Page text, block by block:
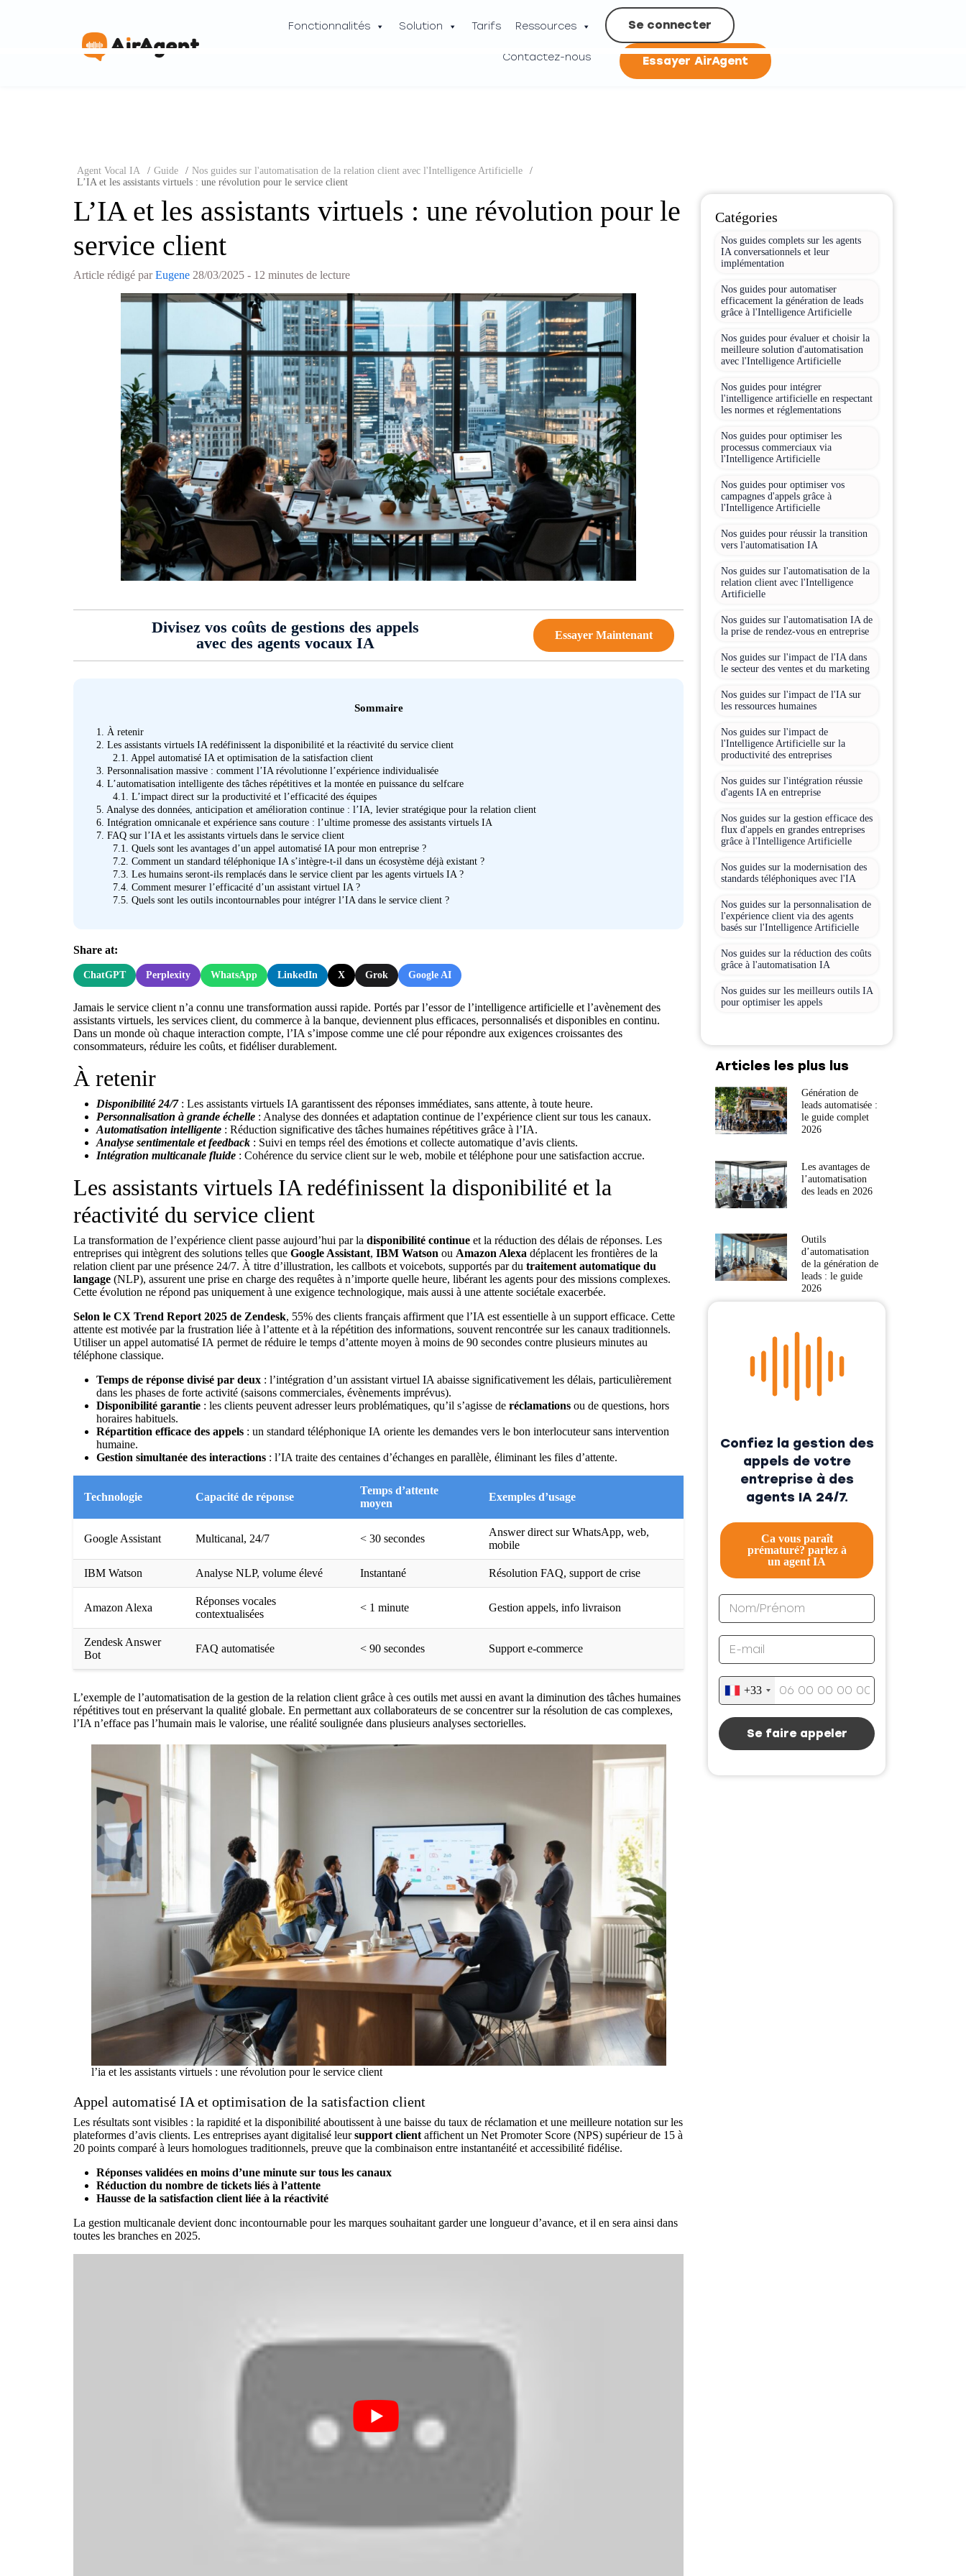
Fonctionnalités Solution Tarifs Ressources
Contactez-nous
Se connecter
Essayer AirAgent
Agent Vocal IA / Guide / Nos guides sur l'automatisation de la relation client avec l'Intelligence Artificielle
/
L’IA et les assistants virtuels : une révolution pour le service client
L’IA et les assistants virtuels : une révolution pour le
service client
Article rédigé parEugene 28/03/2025 - 12 minutes de lecture
Divisez vos coûts de gestions des appels
avec des agents vocaux IA
Essayer Maintenant
Sommaire
1. À retenir
2. Les assistants virtuels IA redéfinissent la disponibilité et la réactivité du service client
2.1. Appel automatisé IA et optimisation de la satisfaction client
3. Personnalisation massive : comment l’IA révolutionne l’expérience individualisée
4. L’automatisation intelligente des tâches répétitives et la montée en puissance du selfcare
4.1. L’impact direct sur la productivité et l’efficacité des équipes
5. Analyse des données, anticipation et amélioration continue : l’IA, levier stratégique pour la relation client
6. Intégration omnicanale et expérience sans couture : l’ultime promesse des assistants virtuels IA
7. FAQ sur l’IA et les assistants virtuels dans le service client
7.1. Quels sont les avantages d’un appel automatisé IA pour mon entreprise ?
7.2. Comment un standard téléphonique IA s’intègre-t-il dans un écosystème déjà existant ?
7.3. Les humains seront-ils remplacés dans le service client par les agents virtuels IA ?
7.4. Comment mesurer l’efficacité d’un assistant virtuel IA ?
7.5. Quels sont les outils incontournables pour intégrer l’IA dans le service client ?
Share at:
ChatGPT Perplexity WhatsApp LinkedIn X Grok Google AI
Jamais le service client n’a connu une transformation aussi rapide. Portés par l’essor de l’intelligence artificielle et l’avènement des
assistants virtuels, les services client, du commerce à la banque, deviennent plus efficaces, personnalisés et disponibles en continu.
Dans un monde où chaque interaction compte, l’IA s’impose comme une clé pour répondre aux exigences croissantes des
consommateurs, réduire les coûts, et fidéliser durablement.
À retenir
Disponibilité 24/7: Les assistants virtuels IA garantissent des réponses immédiates, sans attente, à toute heure.
Personnalisation à grande échelle : Analyse des données et adaptation continue de l’expérience client sur tous les canaux.
Automatisation intelligente : Réduction significative des tâches humaines répétitives grâce à l’IA.
Analyse sentimentale et feedback : Suivi en temps réel des émotions et collecte automatique d’avis clients.
Intégration multicanale fluide : Cohérence du service client sur le web, mobile et téléphone pour une satisfaction accrue.
Les assistants virtuels IA redéfinissent la disponibilité et la
réactivité du service client
La transformation de l’expérience client passe aujourd’hui par la disponibilité continue et la réduction des délais de réponses. Les
entreprises qui intègrent des solutions telles que Google Assistant, IBM Watson ou Amazon Alexa déplacent les frontières de la
relation client par une présence 24/7. À titre d’illustration, les callbots et voicebots, supportés par du traitement automatique du
langage (NLP), assurent une prise en charge des requêtes à n’importe quelle heure, libérant les agents pour des missions complexes.
Cette évolution ne répond pas uniquement à une exigence technologique, mais aussi à une attente sociétale exacerbée.
Selon le CX Trend Report 2025 de Zendesk, 55% des clients français affirment que l’IA est essentielle à un support efficace. Cette
attente est motivée par la frustration liée à l’attente et à la répétition des informations, souvent rencontrée sur les canaux traditionnels.
Utiliser un appel automatisé IA permet de réduire le temps d’attente moyen à moins de 90 secondes contre plusieurs minutes au
téléphone classique.
Temps de réponse divisé par deux : l’intégration d’un assistant virtuel IA abaisse significativement les délais, particulièrement
dans les phases de forte activité (saisons commerciales, évènements imprévus).
Disponibilité garantie : les clients peuvent adresser leurs problématiques, qu’il s’agisse de réclamations ou de questions, hors
horaires habituels.
Répartition efficace des appels : un standard téléphonique IA oriente les demandes vers le bon interlocuteur sans intervention
humaine.
Gestion simultanée des interactions : l’IA traite des centaines d’échanges en parallèle, éliminant les files d’attente.
Technologie Capacité de réponse
Temps d’attente
moyen
Exemples d’usage
Google Assistant Multicanal, 24/7 < 30 secondes
Answer direct sur WhatsApp, web,
mobile
IBM Watson Analyse NLP, volume élevé Instantané Résolution FAQ, support de crise
Amazon Alexa
Réponses vocales
contextualisées
< 1 minute Gestion appels, info livraison
Zendesk Answer
Bot
FAQ automatisée < 90 secondes Support e-commerce
L’exemple de l’automatisation de la gestion de la relation client grâce à ces outils met aussi en avant la diminution des tâches humaines
répétitives tout en préservant la qualité globale. En permettant aux collaborateurs de se concentrer sur la résolution de cas complexes,
l’IA n’efface pas l’humain mais le valorise, une réalité soulignée dans plusieurs analyses sectorielles.
l’ia et les assistants virtuels : une révolution pour le service client
Appel automatisé IA et optimisation de la satisfaction client
Les résultats sont visibles : la rapidité et la disponibilité aboutissent à une baisse du taux de réclamation et une meilleure notation sur les
plateformes d’avis clients. Les entreprises ayant digitalisé leursupport client affichent un Net Promoter Score (NPS) supérieur de 15 à
20 points comparé à leurs homologues traditionnels, preuve que la combinaison entre instantanéité et accessibilité fidélise.
Réponses validées en moins d’une minute sur tous les canaux
Réduction du nombre de tickets liés à l’attente
Hausse de la satisfaction client liée à la réactivité
La gestion multicanale devient donc incontournable pour les marques souhaitant garder une longueur d’avance, et il en sera ainsi dans
toutes les branches en 2025.
Catégories
Nos guides complets sur les agents
IA conversationnels et leur
implémentation
Nos guides pour automatiser
efficacement la génération de leads
grâce à l'Intelligence Artificielle
Nos guides pour évaluer et choisir la
meilleure solution d'automatisation
avec l'Intelligence Artificielle
Nos guides pour intégrer
l'intelligence artificielle en respectant
les normes et réglementations
Nos guides pour optimiser les
processus commerciaux via
l'Intelligence Artificielle
Nos guides pour optimiser vos
campagnes d'appels grâce à
l'Intelligence Artificielle
Nos guides pour réussir la transition
vers l'automatisation IA
Nos guides sur l'automatisation de la
relation client avec l'Intelligence
Artificielle
Nos guides sur l'automatisation IA de
la prise de rendez-vous en entreprise
Nos guides sur l'impact de l'IA dans
le secteur des ventes et du marketing
Nos guides sur l'impact de l'IA sur
les ressources humaines
Nos guides sur l'impact de
l'Intelligence Artificielle sur la
productivité des entreprises
Nos guides sur l'intégration réussie
d'agents IA en entreprise
Nos guides sur la gestion efficace des
flux d'appels en grandes entreprises
grâce à l'Intelligence Artificielle
Nos guides sur la modernisation des
standards téléphoniques avec l'IA
Nos guides sur la personnalisation de
l'expérience client via des agents
basés sur l'Intelligence Artificielle
Nos guides sur la réduction des coûts
grâce à l'automatisation IA
Nos guides sur les meilleurs outils IA
pour optimiser les appels
Articles les plus lus
Génération de
leads automatisée :
le guide complet
2026
Les avantages de
l’automatisation
des leads en 2026
Outils
d’automatisation
de la génération de
leads : le guide
2026
Confiez la gestion des
appels de votre
entreprise à des
agents IA 24/7.
Ca vous paraît
prématuré? parlez à
un agent IA
+33
Se faire appeler